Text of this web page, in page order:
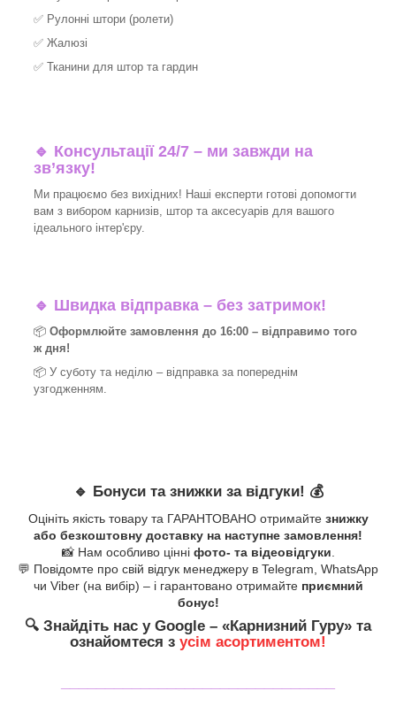
✅ Рулонні штори (ролети)
✅ Жалюзі
✅ Тканини для штор та гардин
🔹 Консультації 24/7 – ми завжди на
зв’язку!
Ми працюємо без вихідних! Наші експерти готові допомогти
вам з вибором карнизів, штор та аксесуарів для вашого
ідеального інтер'єру.​
🔹 Швидка відправка – без затримок!
📦 Оформлюйте замовлення до 16:00 – відправимо того
ж дня!
📦 У суботу та неділю – відправка за попереднім
узгодженням.
🔹 Бонуси та знижки за відгуки! 💰
Оцініть якість товару та ГАРАНТОВАНО отримайте знижку
або безкоштовну доставку на наступне замовлення!
📸 Нам особливо цінні фото- та відеовідгуки
💬 Повідомте про свій відгук менеджеру в Telegram, WhatsApp
чи Viber (на вибір) – і гарантовано отримайте приємний
бонус!
🔍 Знайдіть нас у Google – «Карнизний Гуру» та
ознайомтеся з усім асортиментом!